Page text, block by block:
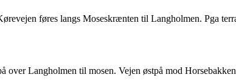
føres langs Moseskrænten til Langholmen. Pga
Langholmen til mosen. Vejen østpå mod